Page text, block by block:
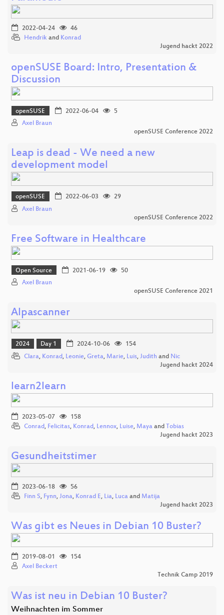
2022-04-24
46
Hendrik and Konrad
Jugend hackt 2022
openSUSE Board: Intro, Presentation &
Discussion
openSUSE 2022-06-04
5
Axel Braun
openSUSE Conference 2022
Leap is dead - We need a new
development model
openSUSE 2022-06-03
29
Axel Braun
openSUSE Conference 2022
Free Software in Healthcare
Open Source 2021-06-19
50
Axel Braun
openSUSE Conference 2021
Alpascanner
2024 Day 1 2024-10-06
154
Clara, Konrad, Leonie, Greta, Marie, Luis, Judith and Nic
Jugend hackt 2024
learn2learn
2023-05-07
158
Conrad, Felicitas, Konrad, Lennox, Luise, Maya and Tobias
Jugend hackt 2023
Gesundheitstimer
2023-06-18
56
Finn S, Fynn, Jona, Konrad E, Lia, Luca and Matija
Jugend hackt 2023
Was gibt es Neues in Debian 10 Buster?
2019-08-01
154
Axel Beckert
Technik Camp 2019
Was ist neu in Debian 10 Buster?
Weihnachten im Sommer